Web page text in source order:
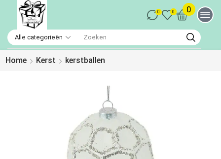
0 0 0
Home Kerst kerstballen